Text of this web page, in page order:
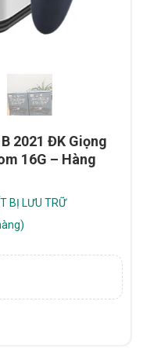
2021 ĐK Giọng
16G – Hàng
BỊ LƯU TRỮ